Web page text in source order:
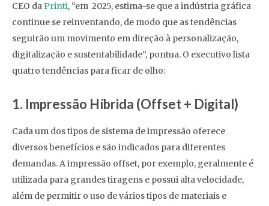
CEO daPrinti, “em 2025, estima-se que a indústria gráfica
continue se reinventando, de modo que as tendências
seguirão um movimento em direção à personalização,
digitalização e sustentabilidade”, pontua. O executivo lista
quatro tendências para ficar de olho:
1. Impressão Híbrida (Offset + Digital)
Cada um dos tipos de sistema de impressão oferece
diversos benefícios e são indicados para diferentes
demandas. A impressão offset, por exemplo, geralmente é
utilizada para grandes tiragens e possui alta velocidade,
além de permitir o uso de vários tipos de materiais e